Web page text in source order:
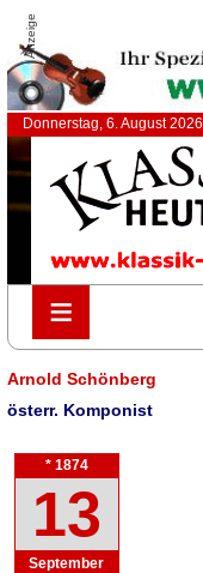
Anzeige
Donnerstag, 6. August 2026
≡
≡
Arnold Schönberg
österr. Komponist
* 1874
13
September